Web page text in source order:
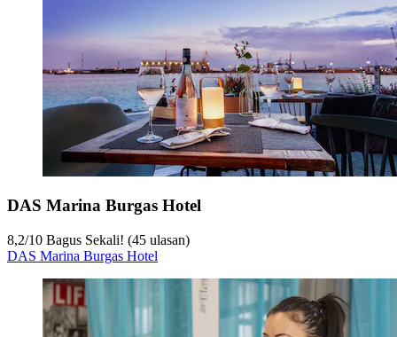
DAS Marina Burgas Hotel
8,2/10 Bagus Sekali! (45 ulasan)
DAS Marina Burgas Hotel